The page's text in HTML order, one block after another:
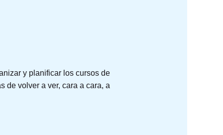
y planificar los cursos de
de volver a ver, cara a cara, a